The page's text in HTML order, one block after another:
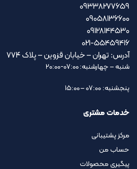
09338277659
09058136600
09128144530
021-55459416
آدرس: تهران – خیابان قزوین – پلاک ۷۷۴
شنبه – چهارشنبه: 07:00-20:00
پنجشنبه: 07:00 – 15:00
خدمات مشتری
مرکز پشتیبانی
حساب من
پیگیری محصولات